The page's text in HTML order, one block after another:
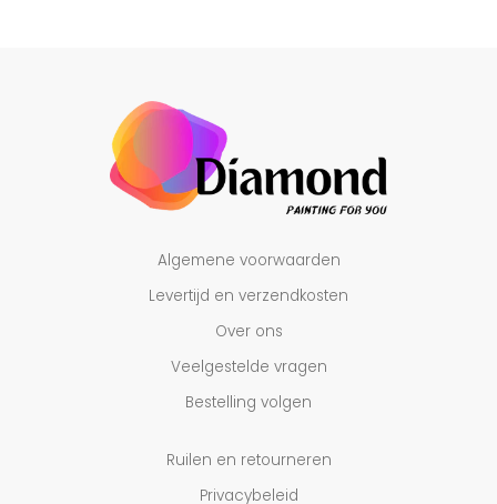
Algemene voorwaarden
Levertijd en verzendkosten
Over ons
Veelgestelde vragen
Bestelling volgen
Ruilen en retourneren
Privacybeleid